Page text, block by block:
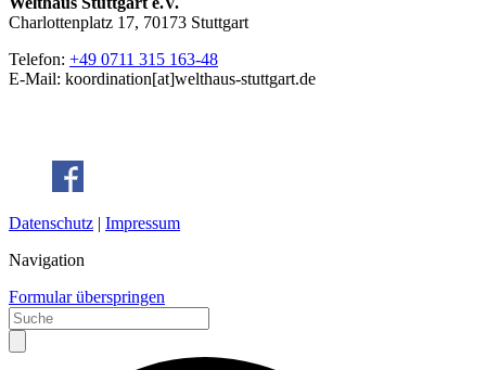
Charlottenplatz 17, 70173 Stuttgart
Telefon: +49 0711 315 163-48
E-Mail: koordination[at]welthaus-stuttgart.de
Datenschutz | Impressum
Navigation
Formular überspringen